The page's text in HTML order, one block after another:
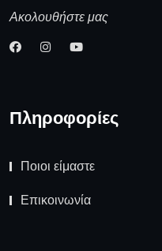
Ακολουθήστε μας
Πληροφορίες
Ποιοι είμαστε
Επικοινωνία